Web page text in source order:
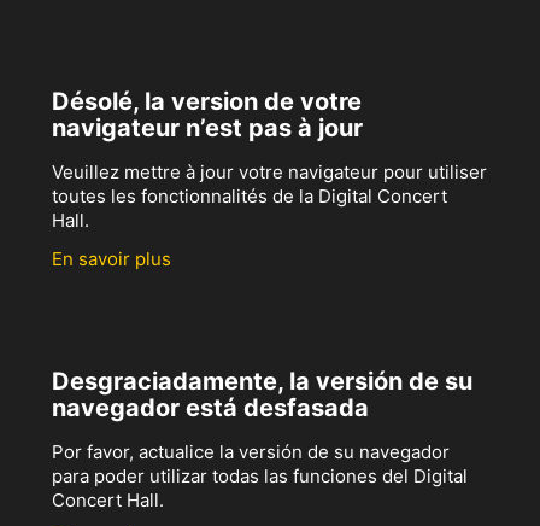
Désolé, la version de votre
navigateur n’est pas à jour
Veuillez mettre à jour votre navigateur pour utiliser
toutes les fonctionnalités de la Digital Concert
Hall.
En savoir plus
Desgraciadamente, la versión de su
navegador está desfasada
Por favor, actualice la versión de su navegador
para poder utilizar todas las funciones del Digital
Concert Hall.